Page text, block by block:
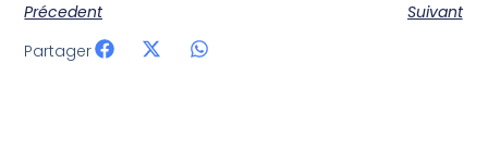
Précedent
Suivant
Partager